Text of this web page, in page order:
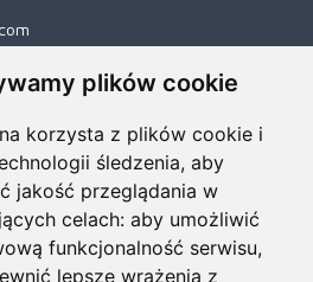
plików cookie
korzysta z plików cookie i
śledzenia, aby
jakość przeglądania w
celach: aby umożliwić
funkcjonalność serwisu,
lepsze wrażenia z